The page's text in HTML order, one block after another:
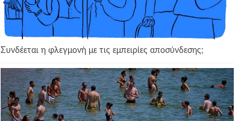
Συνδέεται η φλεγμονή με τις εμπειρίες αποσύνδεσης;